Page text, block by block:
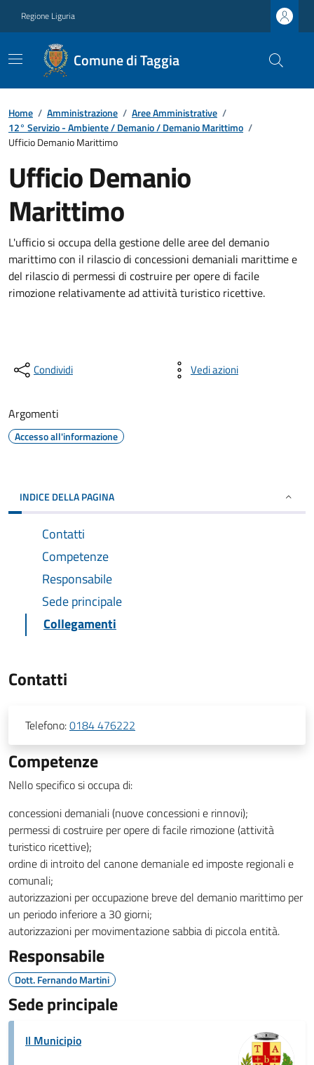
Regione Liguria
Comune di Taggia
Home / Amministrazione / Aree Amministrative /
12° Servizio - Ambiente / Demanio / Demanio Marittimo /
Ufficio Demanio Marittimo
Ufficio Demanio
Marittimo
L'ufficio si occupa della gestione delle aree del demanio
marittimo con il rilascio di concessioni demaniali marittime e
del rilascio di permessi di costruire per opere di facile
rimozione relativamente ad attività turistico ricettive.
Condividi Vedi azioni
Argomenti
Accesso all'informazione
INDICE DELLA PAGINA
Contatti
Competenze
Responsabile
Sede principale
Collegamenti
Contatti
Telefono:0184 476222
Competenze
Nello specifico si occupa di:
concessioni demaniali (nuove concessioni e rinnovi);
permessi di costruire per opere di facile rimozione (attività
turistico ricettive);
ordine di introito del canone demaniale ed imposte regionali e
comunali;
autorizzazioni per occupazione breve del demanio marittimo per
un periodo inferiore a 30 giorni;
autorizzazioni per movimentazione sabbia di piccola entità.
Responsabile
Dott. Fernando Martini
Sede principale
Il Municipio